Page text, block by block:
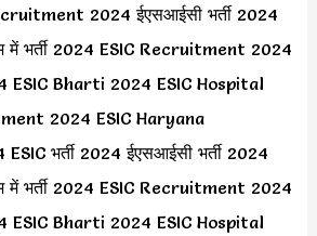
2024 ईएसआईसी भर्ती 2024
में भर्ती 2024 ESIC Recruitment 2024
ESIC Bharti 2024 ESIC Hospital
2024 ESIC Haryana
भर्ती 2024 ईएसआईसी भर्ती 2024
में भर्ती 2024 ESIC Recruitment 2024
ESIC Bharti 2024 ESIC Hospital